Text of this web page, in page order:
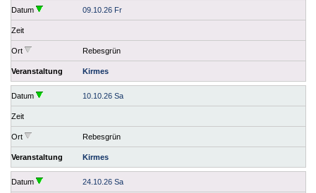
Datum 09.10.26 Fr
Zeit
Ort Rebesgrün
Veranstaltung Kirmes
Datum 10.10.26 Sa
Zeit
Ort Rebesgrün
Veranstaltung Kirmes
Datum 24.10.26 Sa